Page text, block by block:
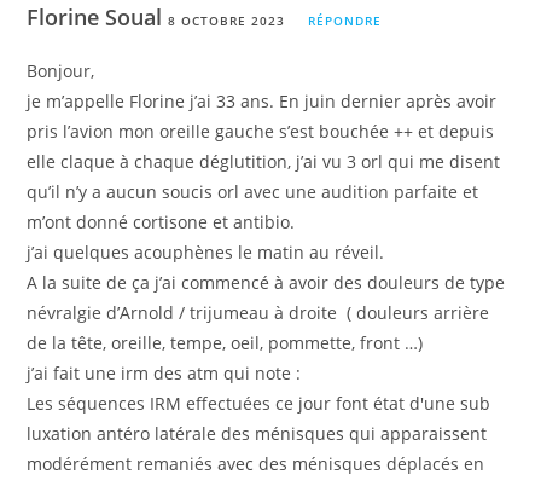
Florine Soual8 OCTOBRE 2023 RÉPONDRE
Bonjour,
je m’appelle Florine j’ai 33 ans. En juin dernier après avoir
pris l’avion mon oreille gauche s’est bouchée ++ et depuis
elle claque à chaque déglutition, j’ai vu 3 orl qui me disent
qu’il n’y a aucun soucis orl avec une audition parfaite et
m’ont donné cortisone et antibio.
j’ai quelques acouphènes le matin au réveil.
A la suite de ça j’ai commencé à avoir des douleurs de type
névralgie d’Arnold / trijumeau à droite ( douleurs arrière
de la tête, oreille, tempe, oeil, pommette, front …)
j’ai fait une irm des atm qui note :
Les séquences IRM effectuées ce jour font état d'une sub
luxation antéro latérale des ménisques qui apparaissent
modérément remaniés avec des ménisques déplacés en